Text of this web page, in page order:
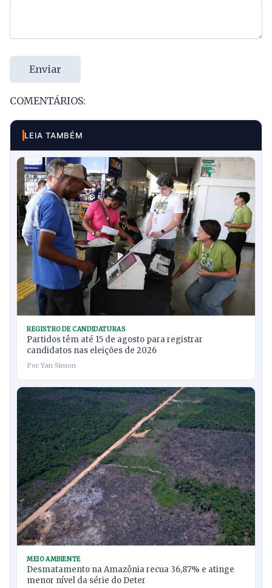
Enviar
COMENTÁRIOS:
LEIA TAMBÉM
REGISTRO DE CANDIDATURAS
Partidos têm até 15 de agosto para registrar
candidatos nas eleições de 2026
Por Yan Simon
MEIO AMBIENTE
Desmatamento na Amazônia recua 36,87% e atinge
menor nível da série do Deter